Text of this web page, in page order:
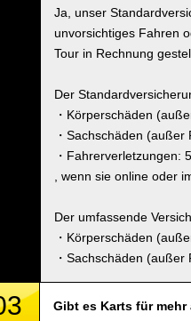
Ja, unser
unvorsichtiges Fahren
Tour in Rechnung
Der
・Körperschäden
・Sachschäden
・Fahrerverletzungen:
, wenn sie online oder
Der umfassende
・Körperschäden
・Sachschäden
Gibt es Karts für